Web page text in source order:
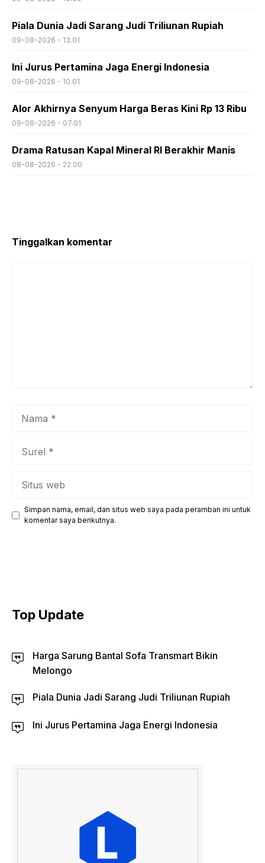
Piala Dunia Jadi Sarang Judi Triliunan Rupiah
09-08-2026 - 13.01
Ini Jurus Pertamina Jaga Energi Indonesia
09-08-2026 - 10.01
Alor Akhirnya Senyum Harga Beras Kini Rp 13 Ribu
09-08-2026 - 07.01
Drama Ratusan Kapal Mineral RI Berakhir Manis
08-08-2026 - 22.00
Tinggalkan komentar
Simpan nama, email, dan situs web saya pada peramban ini untuk
komentar saya berikutnya.
Top Update
Harga Sarung Bantal Sofa Transmart Bikin
Melongo
Piala Dunia Jadi Sarang Judi Triliunan Rupiah
Ini Jurus Pertamina Jaga Energi Indonesia